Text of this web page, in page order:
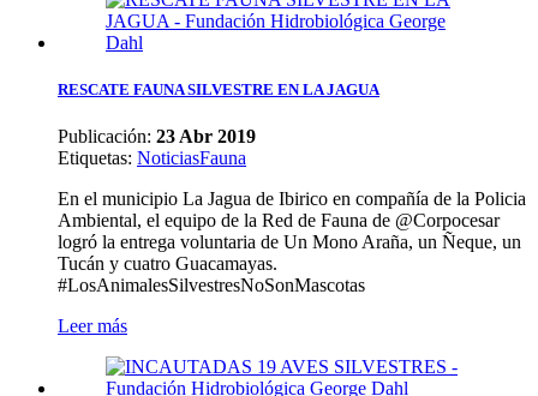
RESCATE FAUNA SILVESTRE EN LA JAGUA
Publicación: 23 Abr 2019
Etiquetas: NoticiasFauna
En el municipio La Jagua de Ibirico en compañía de la Policia
Ambiental, el equipo de la Red de Fauna de @Corpocesar
logró la entrega voluntaria de Un Mono Araña, un Ñeque, un
Tucán y cuatro Guacamayas.
#LosAnimalesSilvestresNoSonMascotas
Leer más